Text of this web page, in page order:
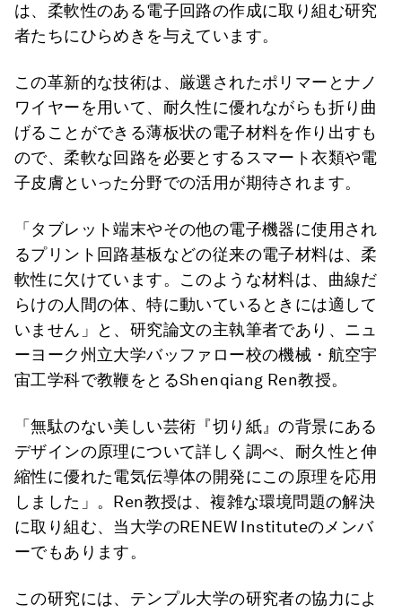
は、柔軟性のある電子回路の作成に取り組む研究
者たちにひらめきを与えています。
この革新的な技術は、厳選されたポリマーとナノ
ワイヤーを用いて、耐久性に優れながらも折り曲
げることができる薄板状の電子材料を作り出すも
ので、柔軟な回路を必要とするスマート衣類や電
子皮膚といった分野での活用が期待されます。
「タブレット端末やその他の電子機器に使用され
るプリント回路基板などの従来の電子材料は、柔
軟性に欠けています。このような材料は、曲線だ
らけの人間の体、特に動いているときには適して
いません」と、研究論文の主執筆者であり、ニュ
ーヨーク州立大学バッファロー校の機械・航空宇
宙工学科で教鞭をとるShenqiang Ren教授。
「無駄のない美しい芸術『切り紙』の背景にある
デザインの原理について詳しく調べ、耐久性と伸
縮性に優れた電気伝導体の開発にこの原理を応用
しました」。Ren教授は、複雑な環境問題の解決
に取り組む、当大学のRENEW Instituteのメンバ
ーでもあります。
この研究には、テンプル大学の研究者の協力によ